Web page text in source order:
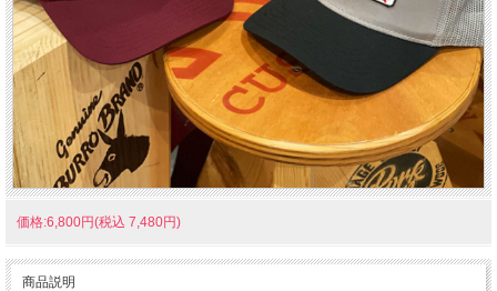
価格:6,800円(税込 7,480円)
商品説明